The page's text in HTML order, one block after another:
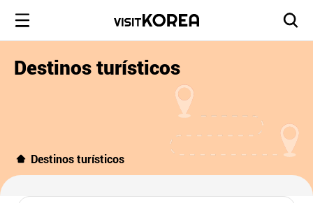
Destinos turísticos
Destinos turísticos